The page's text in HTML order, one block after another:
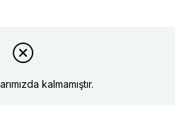
kalmamıştır.